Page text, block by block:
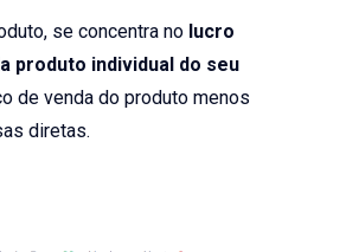
se concentra no lucro
produto individual do seu
de venda do produto menos
diretas.